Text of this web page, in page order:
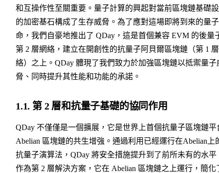
和互操作性至關重要。量子計算的興起對當前區塊鏈基礎
的加密基石構成了生存威脅。為了應對這場即將到來的量
命，我們自豪地推出了 QDay，這是首個兼容 EVM 的後量
第 2 層網絡，建立在開創性的抗量子阿貝爾區塊鏈（第 1
絡）之上。QDay 體現了我們致力於加強區塊鏈以抵禦量子
脅、同時提升其性能和功能的承諾。
1.1. 第 2 層和抗量子基礎的協同作用
QDay 不僅僅是一個擴展，它是世界上首個抗量子區塊鏈平
Abelian 區塊鏈的共生增強。通過利用已經運行在Abelian上
抗量子演算法，QDay 將安全措施提升到了前所未有的水平
作為第 2 層解決方案，它在 Abelian 區塊鏈之上運行，簡化